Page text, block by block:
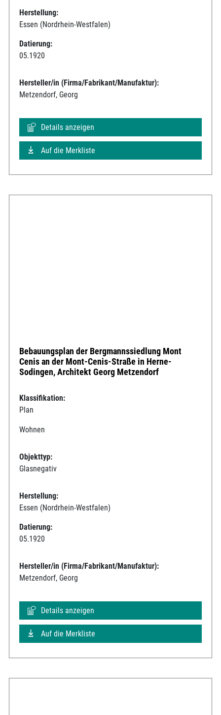
Herstellung:
Essen (Nordrhein-Westfalen)
Datierung:
05.1920
Hersteller/in (Firma/Fabrikant/Manufaktur):
Metzendorf, Georg
Details anzeigen
Auf die Merkliste
Bebauungsplan der Bergmannssiedlung Mont
Cenis an der Mont-Cenis-Straße in Herne-
Sodingen, Architekt Georg Metzendorf
Klassifikation:
Plan
Wohnen
Objekttyp:
Glasnegativ
Herstellung:
Essen (Nordrhein-Westfalen)
Datierung:
05.1920
Hersteller/in (Firma/Fabrikant/Manufaktur):
Metzendorf, Georg
Details anzeigen
Auf die Merkliste